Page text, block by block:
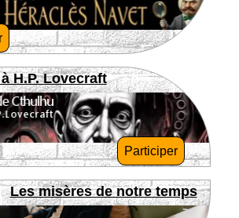
H.P. Lovecraft
Participer
Les misères de notre temps